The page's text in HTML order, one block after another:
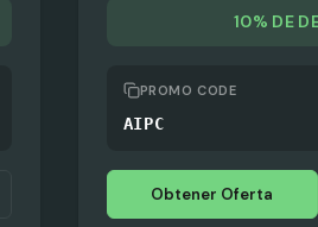
10% DE
PROMO CODE
AIPC
Obtener Oferta